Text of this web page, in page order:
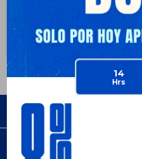
14
1.269
$ 1.344
Disponible Envío
Empresa